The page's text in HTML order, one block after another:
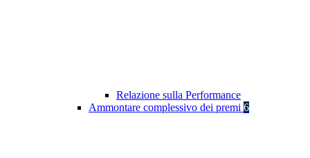
Relazione sulla Performance
Ammontare complessivo dei premi 6